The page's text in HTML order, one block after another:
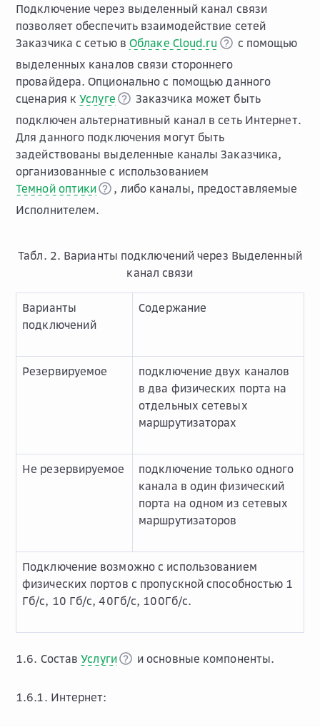
Подключение через выделенный канал связи
позволяет обеспечить взаимодействие сетей
Заказчика с сетью вОблаке Cloud.ru
с помощью
выделенных каналов связи стороннего
провайдера. Опционально с помощью данного
сценария кУслуге
Заказчика может быть
подключен альтернативный канал в сеть Интернет.
Для данного подключения могут быть
задействованы выделенные каналы Заказчика,
организованные с использованием
Темной оптики
, либо каналы, предоставляемые
Исполнителем.
Табл. 2. Варианты подключений через Выделенный
канал связи
Варианты
подключений
Содержание
Резервируемое
подключение двух каналов
в два физических порта на
отдельных сетевых
маршрутизаторах
Не резервируемое
подключение только одного
канала в один физический
порта на одном из сетевых
маршрутизаторов
Подключение возможно с использованием
физических портов с пропускной способностью 1
Гб/с, 10 Гб/с, 40Гб/с, 100Гб/с.
1.6. СоставУслуги и основные компоненты.
1.6.1. Интернет: